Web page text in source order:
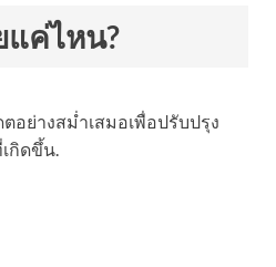
แค่ไหน?
อย่างสม่ำเสมอเพื่อปรับปรุง
กิดขึ้น.